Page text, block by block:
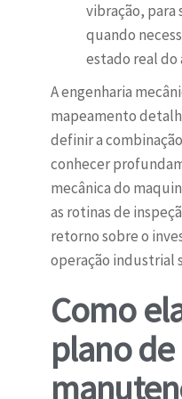
vibração, para
quando
estado real do
A engenharia
mapeamento
definir a
conhecer
mecânica do
as rotinas de
retorno sobre o
operação industrial
Como
plano de